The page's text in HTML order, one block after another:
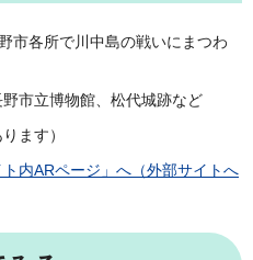
市各所で川中島の戦いにまつわ
市立博物館、松代城跡など
ます）
ト内ARページ」へ（外部サイトへ